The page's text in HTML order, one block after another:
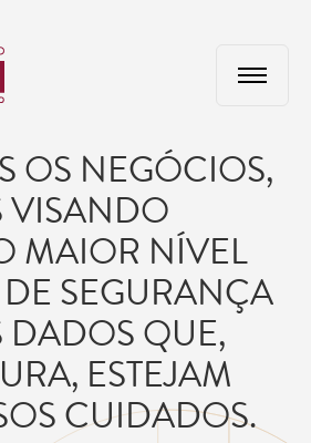
OS NEGÓCIOS,
VISANDO
MAIOR NÍVEL
SEGURANÇA
DADOS QUE,
ESTEJAM
CUIDADOS.